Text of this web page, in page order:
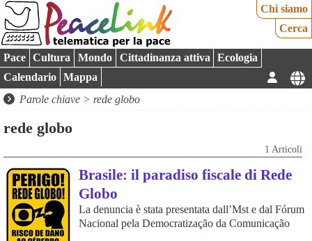
Chi siamo
Cerca
Pace Cultura Mondo Cittadinanza attiva
Ecologia
Calendario
Mappa
Parole chiave > rede globo
rede globo
1 Articoli
Brasile: il paradiso fiscale di Rede
Globo
La denuncia è stata presentata dall’Mst e dal Fórum
Nacional pela Democratização da Comunicação